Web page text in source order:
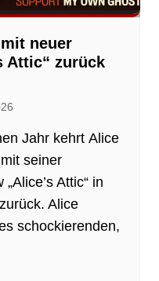
neuer
Attic“ zurück
Jahr kehrt Alice
seiner
Attic“ in
Alice
schockierenden,